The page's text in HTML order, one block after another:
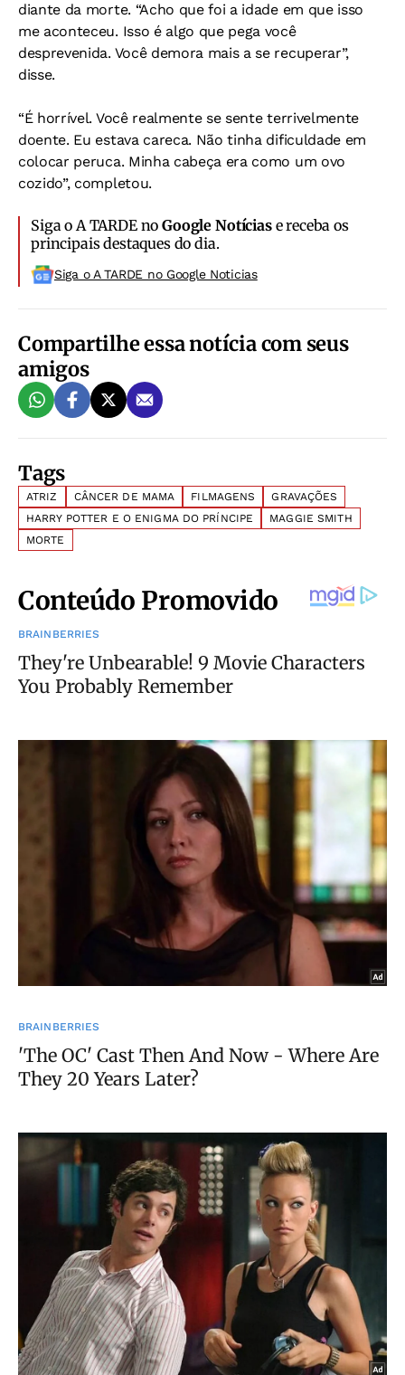
diante da morte. “Acho que foi a idade em que isso
me aconteceu. Isso é algo que pega você
desprevenida. Você demora mais a se recuperar”,
disse.
“É horrível. Você realmente se sente terrivelmente
doente. Eu estava careca. Não tinha dificuldade em
colocar peruca. Minha cabeça era como um ovo
cozido”, completou.
Siga o A TARDE noGoogle Notíciase receba os
principais destaques do dia.
Siga o A TARDE no Google Noticias
Compartilhe essa notícia com seus
amigos
Tags
ATRIZ CÂNCER DE MAMA FILMAGENS
GRAVAÇÕES
HARRY POTTER E O ENIGMA DO PRÍNCIPE
MAGGIE SMITH
MORTE